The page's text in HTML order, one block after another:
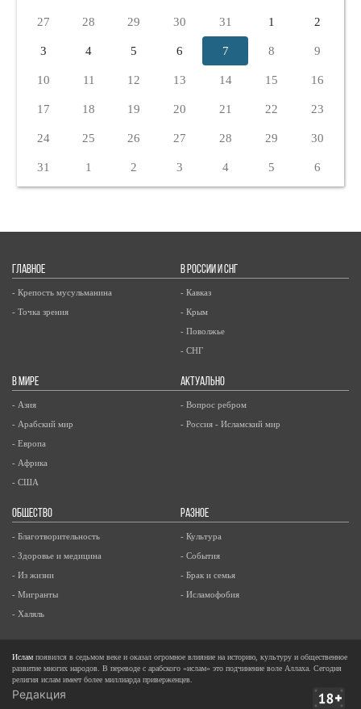
27 28 29 30 31 1 2
3 4 5 6 7 8 9
10 11 12 13 14 15 16
17 18 19 20 21 22 23
24 25 26 27 28 29 30
31 1 2 3 4 5 6
ГЛАВНОЕ
- Крепость мусульманина
- Точка зрения
В РОССИИ И СНГ
- Кавказ
- Крым
- Поволжье
- СНГ
В МИРЕ
- Азия
- Арабский мир
- Европа
- Африка
- США
АКТУАЛЬНО
- Вопрос ребром
- Россия - Исламский мир
ОБЩЕСТВО
- Благотворительность
- Здоровье и медицина
- Из жизни
- Мигранты
- Халяль
РАЗНОЕ
- Культура
- События
- Брак и семья
- Исламофобия
Ислам появился в седьмом веке и оказал огромное влияние на историю, культуру и общественное
развитие многих народов. В переводе с арабского «ислам» это подчинение воле Аллаха. Сегодня
религия ислам имеет более миллиарда приверженцев.
Редакция